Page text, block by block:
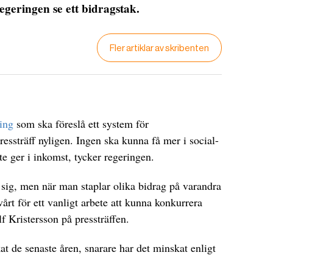
se ett bidragstak.
Fler artiklar av skribenten
som ska föreslå ett system för
nyligen. Ingen ska kunna få mer i social-
ger i inkomst, tycker regeringen.
men när man staplar olika bidrag på varandra
för ett vanligt arbete att kunna konkurrera
Kristersson på pressträffen.
de senaste åren, snarare har det minskat enligt